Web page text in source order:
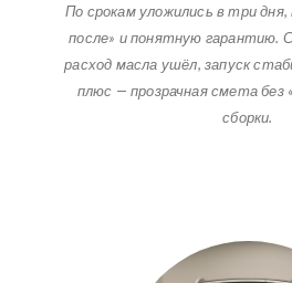
По срокам уложились в три
после» и понятную гарантию.
расход масла ушёл, запуск
плюс — прозрачная смета без
сборки.